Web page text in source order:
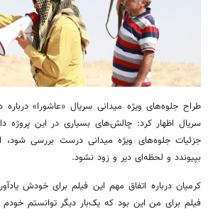
طراح جلوه‌های ویژه میدانی سریال «عاشورا»
سریال اظهار کرد: چالش‌های بسیاری در این
جزئیات جلوه‌های ویژه میدانی درست بررسی شود،
بپیوندد و لحظه‌ای دیر و زود نشود.
کرمیان درباره اتفاق مهم این فیلم برای خودش
فیلم برای من این بود که یک‌بار دیگر توانستم